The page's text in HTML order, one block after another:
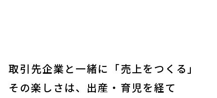
取引先企業と一緒に「売上をつくる」
その楽しさは、出産・育児を経て